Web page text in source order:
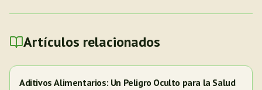
Artículos relacionados
Aditivos Alimentarios: Un Peligro Oculto para la Salud